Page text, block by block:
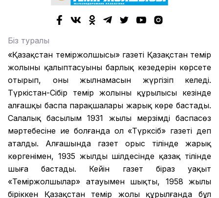
Біз туралы
«Қазақстан теміржолшысы» газеті Қазақстан темір
жолының қалыптасуының барлық кезеңдерін көрсете
отырып, оның жылнамасын жүргізіп келеді.
Түркістан-Сібір темір жолының құрылысы кезінде
алғашқы баспа парақшалары жарық көре бастады.
Салалық басылым 1931 жылы мерзімді баспасөз
мәртебесіне ие болғанда ол «Түрксіб» газеті деп
аталды. Алғашында газет орыс тілінде жарық
көргенімен, 1935 жылдың шілдесінде қазақ тілінде
шыға бастады. Кейін газет біраз уақыт
«Теміржолшылар» атауымен шықты, 1958 жылы
біріккен Қазақстан темір жолы құрылғанда бұл